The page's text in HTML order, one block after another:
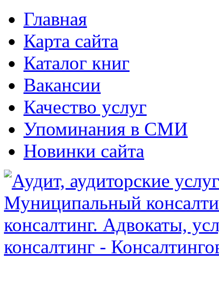
Главная
Карта сайта
Каталог книг
Вакансии
Качество услуг
Упоминания в СМИ
Новинки сайта